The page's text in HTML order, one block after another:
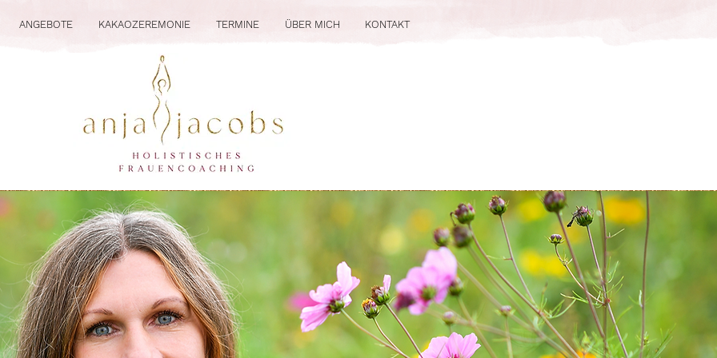
ANGEBOTE KAKAOZEREMONIE TERMINE ÜBER MICH KONTAKT